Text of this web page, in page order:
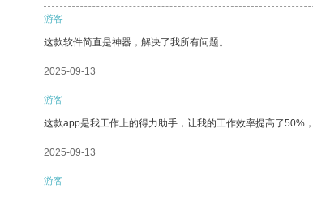
游客
这款软件简直是神器，解决了我所有问题。
2025-09-13
游客
这款app是我工作上的得力助手，让我的工作效率提高了50%
2025-09-13
游客